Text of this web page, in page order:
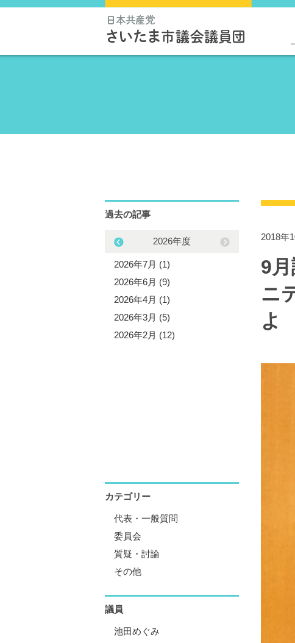
2018年
9
ニ
よ
過去の記事
2026年度
2026年7月 (1)
2026年6月 (9)
2026年4月 (1)
2026年3月 (5)
2026年2月 (12)
カテゴリー
代表・一般質問
委員会
質疑・討論
その他
議員
池田めぐみ